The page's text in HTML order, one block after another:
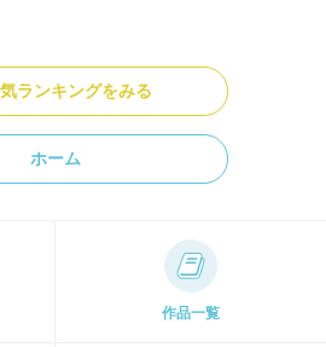
ランキングをみる
ホーム
作品一覧